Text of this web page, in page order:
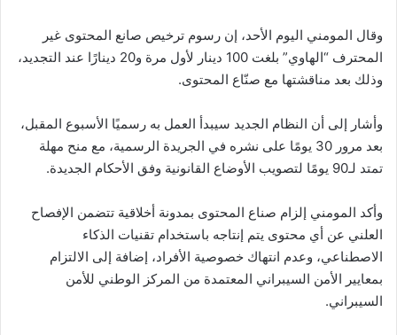
وقال المومني اليوم الأحد، إن رسوم ترخيص صانع المحتوى غير
المحترف “الهاوي” بلغت 100 دينار لأول مرة و20 دينارًا عند التجديد،
وذلك بعد مناقشتها مع صنّاع المحتوى.
وأشار إلى أن النظام الجديد سيبدأ العمل به رسميًا الأسبوع المقبل،
بعد مرور 30 يومًا على نشره في الجريدة الرسمية، مع منح مهلة
تمتد لـ90 يومًا لتصويب الأوضاع القانونية وفق الأحكام الجديدة.
وأكد المومني إلزام صناع المحتوى بمدونة أخلاقية تتضمن الإفصاح
العلني عن أي محتوى يتم إنتاجه باستخدام تقنيات الذكاء
الاصطناعي، وعدم انتهاك خصوصية الأفراد، إضافة إلى الالتزام
بمعايير الأمن السيبراني المعتمدة من المركز الوطني للأمن
السيبراني.